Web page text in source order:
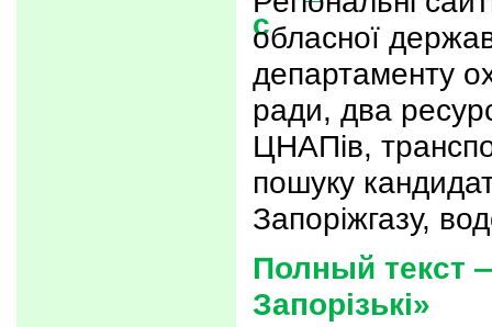
обласної
департаменту
ради, два
ЦНАПів,
пошуку
Запоріжгазу,
Полный текст
Запорізькі»